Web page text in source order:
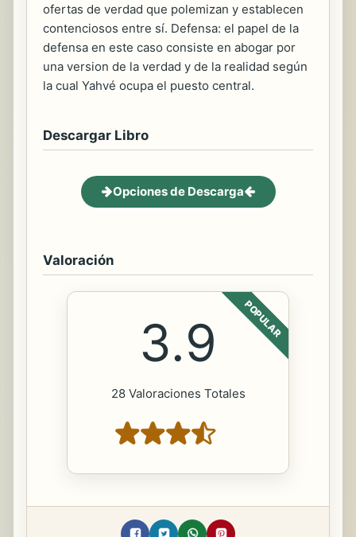
ofertas de verdad que polemizan y establecen
contenciosos entre sí. Defensa: el papel de la
defensa en este caso consiste en abogar por
una version de la verdad y de la realidad según
la cual Yahvé ocupa el puesto central.
Descargar Libro
Opciones de Descarga
Valoración
POPULAR
3.9
28 Valoraciones Totales